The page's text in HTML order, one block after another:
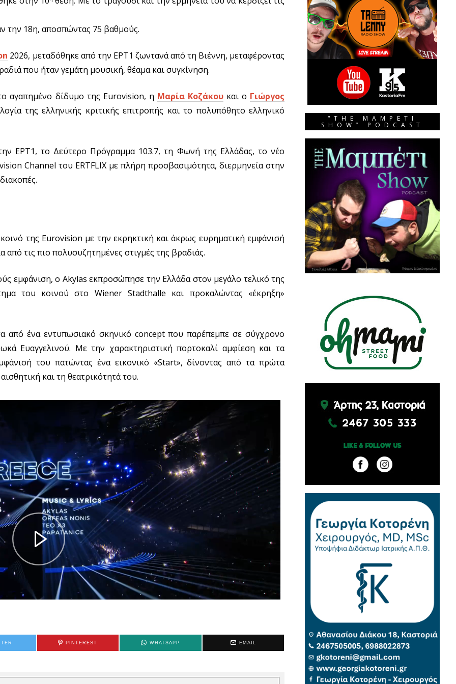
την 18η, αποσπώντας 75 βαθμούς.
2026, μεταδόθηκε από την ΕΡΤ1 ζωντανά από τη Βιέννη, μεταφέροντας
που ήταν γεμάτη μουσική, θέαμα και συγκίνηση.
αγαπημένο δίδυμο της Eurovision, η Μαρία Κοζάκουκαι ο Γιώργος
της ελληνικής κριτικής επιτροπής και το πολυπόθητο ελληνικό
ΕΡΤ1, το Δεύτερο Πρόγραμμα 103.7, τη Φωνή της Ελλάδας, το νέο
Channel του ERTFLIX με πλήρη προσβασιμότητα, διερμηνεία στην
της Eurovision με την εκρηκτική και άκρως ευρηματική εμφάνισή
τις πιο πολυσυζητημένες στιγμές της βραδιάς.
εμφάνιση, ο Akylas εκπροσώπησε την Ελλάδα στον μεγάλο τελικό της
του κοινού στο Wiener Stadthalle και προκαλώντας «έκρηξη»
από ένα εντυπωσιακό σκηνικό concept που παρέπεμπε σε σύγχρονο
Ευαγγελινού. Με την χαρακτηριστική πορτοκαλί αμφίεση και τα
του πατώντας ένα εικονικό «Start», δίνοντας από τα πρώτα
και τη θεατρικότητά του.
PINTEREST WHATSAPP EMAIL
“THE MAMPETI
SHOW” PODCAST